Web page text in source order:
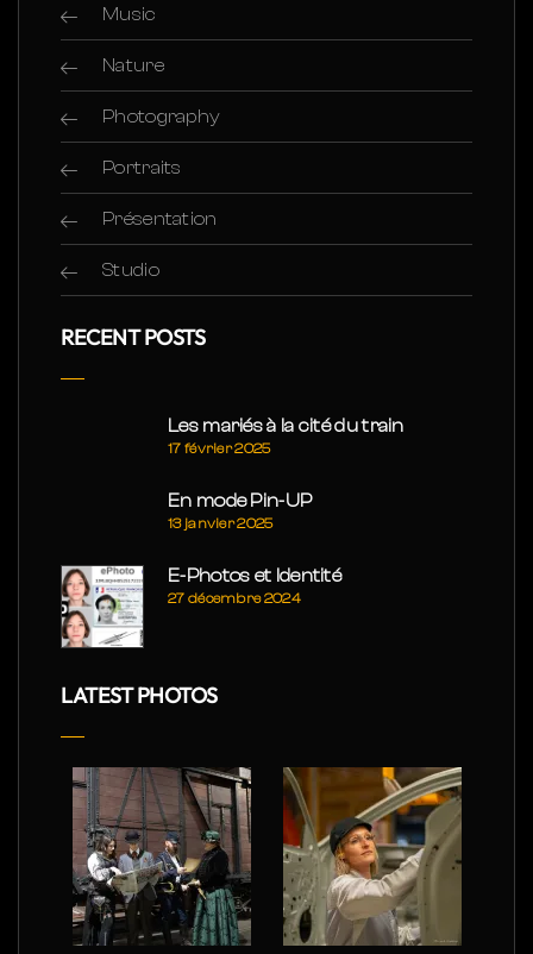
Music
Nature
Photography
Portraits
Présentation
Studio
RECENT POSTS
Les mariés à la cité du train
17 février 2025
En mode Pin-UP
13 janvier 2025
E-Photos et Identité
27 décembre 2024
LATEST PHOTOS